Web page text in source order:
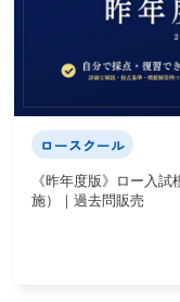
ロースクール
《昨年度版》ロー入
施）｜過去問販売